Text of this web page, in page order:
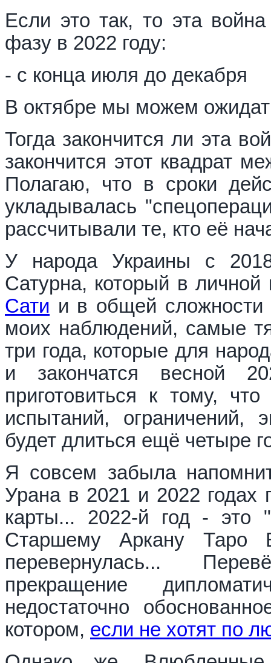
Если это так, то эта
фазу в 2022 году:
- с конца июля до декабря
В октябре мы можем
Тогда закончится ли эта
закончится этот квадрат
Полагаю, что в сроки
укладывалась
рассчитывали те, кто её
У народа Украины с
Сатурна, который в личной
Сати и в общей сложности
моих наблюдений, самые
три года, которые для
и закончатся весной
приготовиться к тому,
испытаний, ограничений,
будет длиться ещё четыре
Я совсем забыла
Урана в 2021 и 2022 годах
карты... 2022-й год - это
Старшему Аркану Таро
перевернулась...
прекращение
недостаточно
котором, если не хотят по